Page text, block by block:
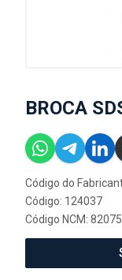
BROCA
Código do
Código: 124037
Código NCM: